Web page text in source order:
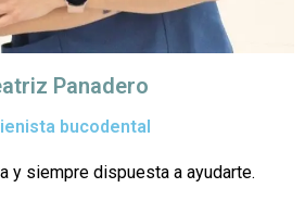
Panadero
bucodental
y siempre dispuesta a ayudarte.